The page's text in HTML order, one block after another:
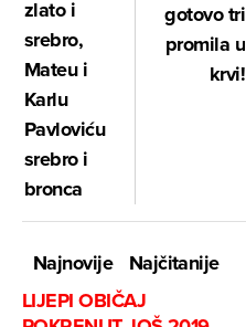
zlato i
srebro,
Mateu i
Karlu
Pavloviću
srebro i
bronca
gotovo tri
promila u
krvi!
Najnovije
Najčitanije
LIJEPI OBIČAJ